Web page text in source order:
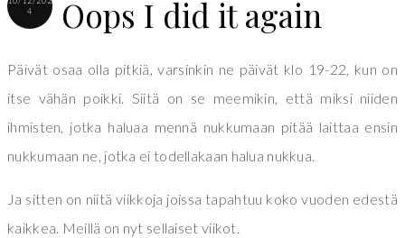
4
Oops I did it again
Päivät osaa olla pitkiä, varsinkin ne päivät klo 19-22, kun on
itse vähän poikki. Siitä on se meemikin, että miksi niiden
ihmisten, jotka haluaa mennä nukkumaan pitää laittaa ensin
nukkumaan ne, jotka ei todellakaan halua nukkua.
Ja sitten on niitä viikkoja joissa tapahtuu koko vuoden edestä
kaikkea. Meillä on nyt sellaiset viikot.